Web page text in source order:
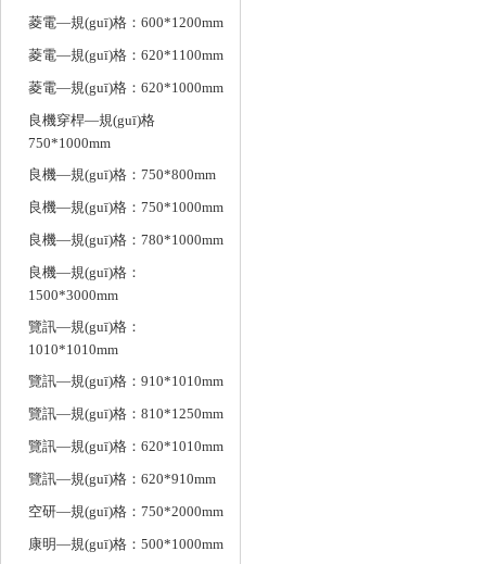
菱電—規(guī)格：600*1200mm
菱電—規(guī)格：620*1100mm
菱電—規(guī)格：620*1000mm
良機穿桿—規(guī)格
750*1000mm
良機—規(guī)格：750*800mm
良機—規(guī)格：750*1000mm
良機—規(guī)格：780*1000mm
良機—規(guī)格：
1500*3000mm
覽訊—規(guī)格：
1010*1010mm
覽訊—規(guī)格：910*1010mm
覽訊—規(guī)格：810*1250mm
覽訊—規(guī)格：620*1010mm
覽訊—規(guī)格：620*910mm
空研—規(guī)格：750*2000mm
康明—規(guī)格：500*1000mm